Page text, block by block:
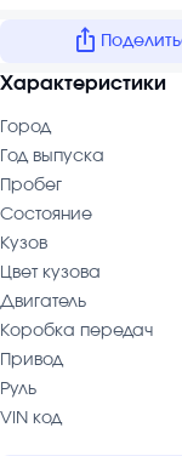
ios_share
Характеристики
Город
Год выпуска
Пробег
Состояние
Кузов
Цвет кузова
Двигатель
Коробка передач
Привод
Руль
VIN код